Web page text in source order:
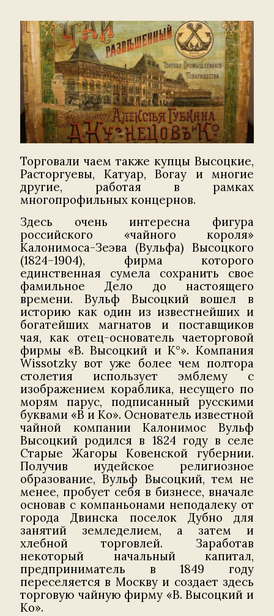
Торговали чаем также купцы Высоцкие,
Расторгуевы, Катуар, Вогау и многие
другие, работая в рамках
многопрофильных концернов.
Здесь очень интересна фигура
российского «чайного короля»
Калонимоса-Зеэва (Вульфа) Высоцкого
(1824–1904), фирма которого
единственная сумела сохранить свое
фамильное Дело до настоящего
времени. Вульф Высоцкий вошел в
историю как один из известнейших и
богатейших магнатов и поставщиков
чая, как отец-основатель чаеторговой
фирмы «В. Высоцкий и К°». Компания
Wissotzky вот уже более чем полтора
столетия использует эмблему с
изображением кораблика, несущего по
морям парус, подписанный русскими
буквами «В и Ко». Основатель известной
чайной компании Калонимос Вульф
Высоцкий родился в 1824 году в селе
Старые Жагоры Ковенской губернии.
Получив иудейское религиозное
образование, Вульф Высоцкий, тем не
менее, пробует себя в бизнесе, вначале
основав с компаньонами неподалеку от
города Двинска поселок Дубно для
занятий земледелием, а затем и
хлебной торговлей. Заработав
некоторый начальный капитал,
предприниматель в 1849 году
переселяется в Москву и создает здесь
торговую чайную фирму «В. Высоцкий и
Ко».